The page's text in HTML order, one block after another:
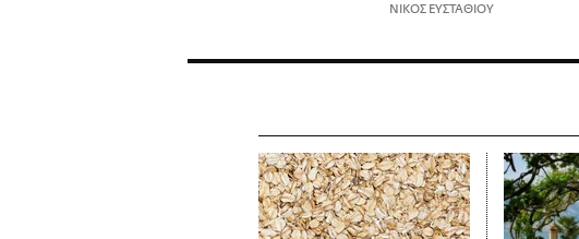
ΝΙΚΟΣ ΕΥΣΤΑΘΙΟΥ